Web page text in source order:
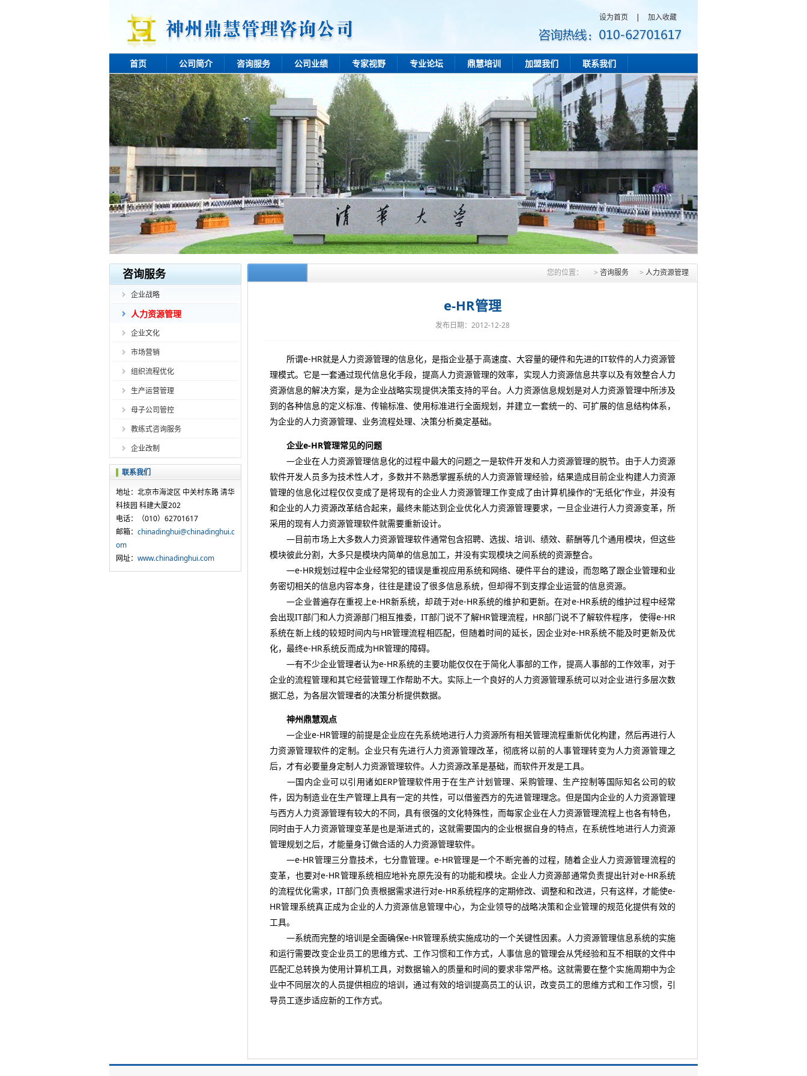
设为首页 | 加入收藏
首页 公司简介 咨询服务 公司业绩 专家视野 专业论坛 鼎慧培训 加盟我们 联系我们
咨询服务
企业战略
人力资源管理
企业文化
市场营销
组织流程优化
生产运营管理
母子公司管控
教练式咨询服务
企业改制
联系我们
地址：北京市海淀区 中关村东路 清华
科技园 科建大厦202
电话：（010）62701617
邮箱： chinadinghui@chinadinghui.c
om
网址： www.chinadinghui.com
您的位置： > 咨询服务 > 人力资源管理
e-HR管理
发布日期：2012-12-28
所谓e-HR就是人力资源管理的信息化，是指企业基于高速度、大容量的硬件和先进的IT软件的人力资源管
理模式。它是一套通过现代信息化手段，提高人力资源管理的效率，实现人力资源信息共享以及有效整合人力
资源信息的解决方案，是为企业战略实现提供决策支持的平台。人力资源信息规划是对人力资源管理中所涉及
到的各种信息的定义标准、传输标准、使用标准进行全面规划，并建立一套统一的、可扩展的信息结构体系，
为企业的人力资源管理、业务流程处理、决策分析奠定基础。
企业e-HR管理常见的问题
—企业在人力资源管理信息化的过程中最大的问题之一是软件开发和人力资源管理的脱节。由于人力资源
软件开发人员多为技术性人才，多数并不熟悉掌握系统的人力资源管理经验，结果造成目前企业构建人力资源
管理的信息化过程仅仅变成了是将现有的企业人力资源管理工作变成了由计算机操作的“无纸化”作业，并没有
和企业的人力资源改革结合起来，最终未能达到企业优化人力资源管理要求，一旦企业进行人力资源变革，所
采用的现有人力资源管理软件就需要重新设计。
—目前市场上大多数人力资源管理软件通常包含招聘、选拔、培训、绩效、薪酬等几个通用模块，但这些
模块彼此分割，大多只是模块内简单的信息加工，并没有实现模块之间系统的资源整合。
—e-HR规划过程中企业经常犯的错误是重视应用系统和网络、硬件平台的建设，而忽略了跟企业管理和业
务密切相关的信息内容本身，往往是建设了很多信息系统，但却得不到支撑企业运营的信息资源。
—企业普遍存在重视上e-HR新系统，却疏于对e-HR系统的维护和更新。在对e-HR系统的维护过程中经常
会出现IT部门和人力资源部门相互推委，IT部门说不了解HR管理流程，HR部门说不了解软件程序， 使得e-HR
系统在新上线的较短时间内与HR管理流程相匹配，但随着时间的延长，因企业对e-HR系统不能及时更新及优
化，最终e-HR系统反而成为HR管理的障碍。
—有不少企业管理者认为e-HR系统的主要功能仅仅在于简化人事部的工作，提高人事部的工作效率，对于
企业的流程管理和其它经营管理工作帮助不大。实际上一个良好的人力资源管理系统可以对企业进行多层次数
据汇总，为各层次管理者的决策分析提供数据。
神州鼎慧观点
—企业e-HR管理的前提是企业应在先系统地进行人力资源所有相关管理流程重新优化构建，然后再进行人
力资源管理软件的定制。企业只有先进行人力资源管理改革，彻底将以前的人事管理转变为人力资源管理之
后，才有必要量身定制人力资源管理软件。人力资源改革是基础，而软件开发是工具。
—国内企业可以引用诸如ERP管理软件用于在生产计划管理、采购管理、生产控制等国际知名公司的软
件，因为制造业在生产管理上具有一定的共性，可以借鉴西方的先进管理理念。但是国内企业的人力资源管理
与西方人力资源管理有较大的不同，具有很强的文化特殊性，而每家企业在人力资源管理流程上也各有特色，
同时由于人力资源管理变革是也是渐进式的，这就需要国内的企业根据自身的特点，在系统性地进行人力资源
管理规划之后，才能量身订做合适的人力资源管理软件。
—e-HR管理三分靠技术，七分靠管理。e-HR管理是一个不断完善的过程，随着企业人力资源管理流程的
变革，也要对e-HR管理系统相应地补充原先没有的功能和模块。企业人力资源部通常负责提出针对e-HR系统
的流程优化需求，IT部门负责根据需求进行对e-HR系统程序的定期修改、调整和和改进，只有这样，才能使e-
HR管理系统真正成为企业的人力资源信息管理中心，为企业领导的战略决策和企业管理的规范化提供有效的
工具。
—系统而完整的培训是全面确保e-HR管理系统实施成功的一个关键性因素。人力资源管理信息系统的实施
和运行需要改变企业员工的思维方式、工作习惯和工作方式，人事信息的管理会从凭经验和互不相联的文件中
匹配汇总转换为使用计算机工具，对数据输入的质量和时间的要求非常严格。这就需要在整个实施周期中为企
业中不同层次的人员提供相应的培训，通过有效的培训提高员工的认识，改变员工的思维方式和工作习惯，引
导员工逐步适应新的工作方式。